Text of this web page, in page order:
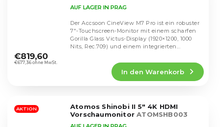
durchschnittliche
Produktbewertung
Sternen.
AUF LAGER IN PRAG
€677,36 ohne MwSt.
€819,60
In den Warenkorb
Der Accsoon CineView M7 Pro ist ein robuster
7″-Touchscreen-Monitor mit einem scharfen
Gorilla Glass Victus-Display (1920×1200, 1000
Nits, Rec.709) und einem integrierten...
AKTION
Atomos Shinobi II 5" 4K HDMI
VorschaumonitorATOMSHB003